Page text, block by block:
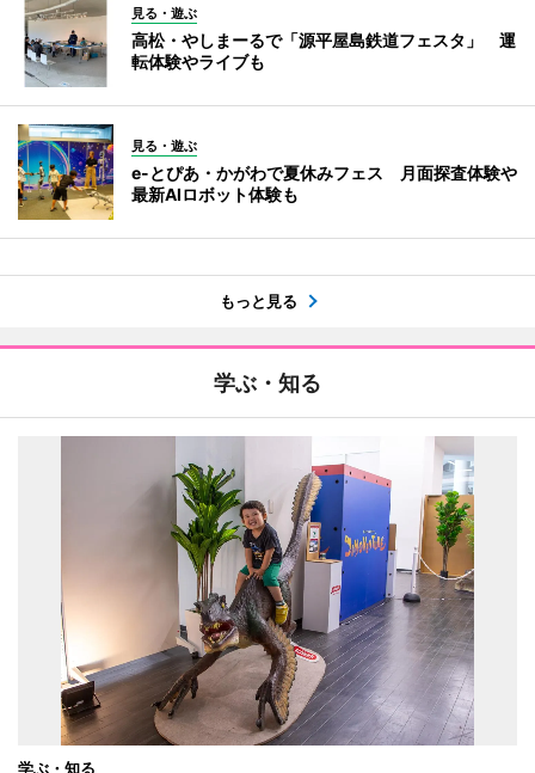
見る・遊ぶ
高松・やしまーるで「源平屋島鉄道フェスタ」 運
転体験やライブも
見る・遊ぶ
e-とぴあ・かがわで夏休みフェス 月面探査体験や
最新AIロボット体験も
もっと見る
学ぶ・知る
学ぶ・知る